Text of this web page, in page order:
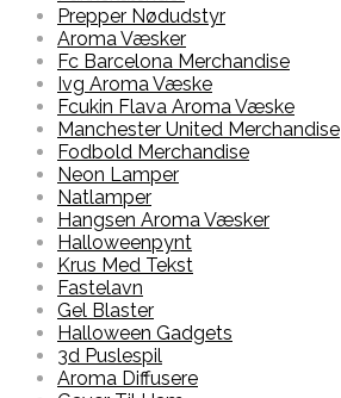
Prepper Nødudstyr
Aroma Væsker
Fc Barcelona Merchandise
Ivg Aroma Væske
Fcukin Flava Aroma Væske
Manchester United Merchandise
Fodbold Merchandise
Neon Lamper
Natlamper
Hangsen Aroma Væsker
Halloweenpynt
Krus Med Tekst
Fastelavn
Gel Blaster
Halloween Gadgets
3d Puslespil
Aroma Diffusere